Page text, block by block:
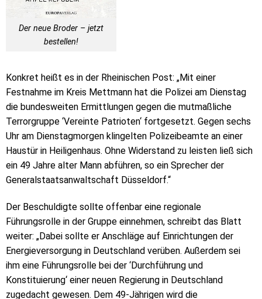
Der neue Broder – jetzt
bestellen!
Konkret heißt es in der Rheinischen Post: „Mit einer
Festnahme im Kreis Mettmann hat die Polizei am Dienstag
die bundesweiten Ermittlungen gegen die mutmaßliche
Terrorgruppe ‘Vereinte Patrioten‘ fortgesetzt. Gegen sechs
Uhr am Dienstagmorgen klingelten Polizeibeamte an einer
Haustür in Heiligenhaus. Ohne Widerstand zu leisten ließ sich
ein 49 Jahre alter Mann abführen, so ein Sprecher der
Generalstaatsanwaltschaft Düsseldorf.“
Der Beschuldigte sollte offenbar eine regionale
Führungsrolle in der Gruppe einnehmen, schreibt das Blatt
weiter: „Dabei sollte er Anschläge auf Einrichtungen der
Energieversorgung in Deutschland verüben. Außerdem sei
ihm eine Führungsrolle bei der ‘Durchführung und
Konstituierung‘ einer neuen Regierung in Deutschland
zugedacht gewesen. Dem 49-Jährigen wird die